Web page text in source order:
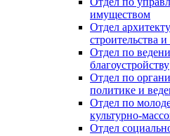
имуществом
Отдел
строительства
Отдел по
благоустройству
Отдел по
политике и
Отдел по
культурно-
Отдел